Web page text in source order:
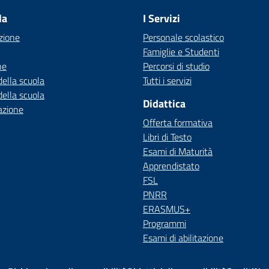
scuola
scuola
I Servizi
Personale scolastico
Famiglie e Studenti
Percorsi di studio
Tutti i servizi
Didattica
Offerta formativa
Libri di Testo
Esami di Maturità
Apprendistato
FSL
PNRR
ERASMUS+
Programmi
Esami di abilitazione